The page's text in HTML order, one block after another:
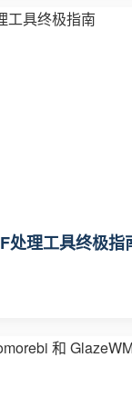
处理工具终极指